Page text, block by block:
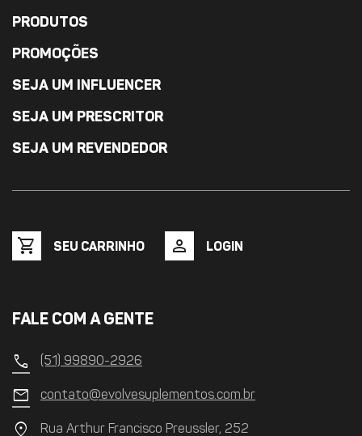
PRODUTOS
PROMOÇÕES
SEJA UM INFLUENCER
SEJA UM PRESCRITOR
SEJA UM REVENDEDOR
shopping_cart SEU CARRINHO person LOGIN
FALE COM A GENTE
call (51) 99890-2926
mail contato@evolvesuplementos.com.br
location_on
Rua Arthur Francisco Preussler, 252